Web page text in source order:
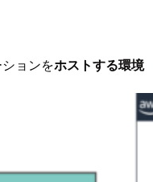
ョンをホストする環境